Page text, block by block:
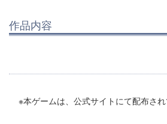
作品内容
※本ゲームは、公式サイトにて配布さ